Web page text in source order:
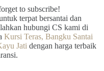
to subscribe!
terpat bersantai dan
hubungi CS kami di
Kursi Teras, Bangku Santai
Jati dengan harga terbaik